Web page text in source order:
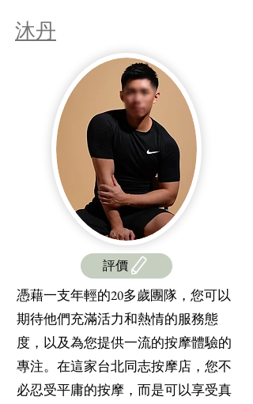
沐丹
評價
憑藉一支年輕的20多歲團隊，您可以
期待他們充滿活力和熱情的服務態
度，以及為您提供一流的按摩體驗的
專注。在這家台北同志按摩店，您不
必忍受平庸的按摩，而是可以享受真